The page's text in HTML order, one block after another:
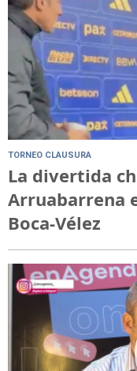
TORNEO CLAUSURA
La divertida
Arruabarrena
Boca-Vélez